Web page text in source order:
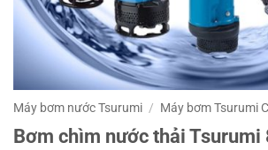
Máy bơm nước Tsurumi / Máy bơm Tsurumi
Bơm chìm nước thải Tsurumi